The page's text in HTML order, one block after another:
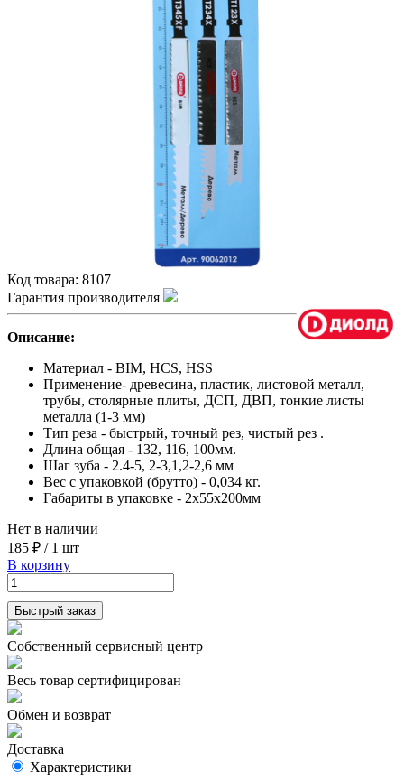
Код товара: 8107
Гарантия производителя
Описание:
Материал - BIM, HCS, HSS
Применение- древесина, пластик, листовой металл,
трубы, столярные плиты, ДСП, ДВП, тонкие листы
металла (1-3 мм)
Тип реза - быстрый, точный рез, чистый рез .
Длина общая - 132, 116, 100мм.
Шаг зуба - 2.4-5, 2-3,1,2-2,6 мм
Вес с упаковкой (брутто) - 0,034 кг.
Габариты в упаковке - 2x55x200мм
Нет в наличии
185 ₽ / 1 шт
В корзину
Быстрый заказ
Собственный сервисный центр
Весь товар сертифицирован
Обмен и возврат
Доставка
Характеристики